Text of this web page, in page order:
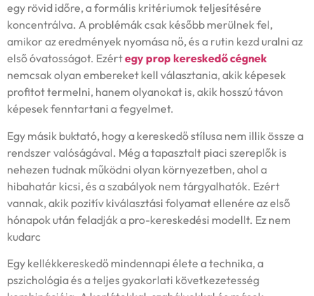
egy rövid időre, a formális kritériumok teljesítésére
koncentrálva. A problémák csak később merülnek fel,
amikor az eredmények nyomása nő, és a rutin kezd uralni az
első óvatosságot. Ezértegy prop kereskedő cégnek
nemcsak olyan embereket kell választania, akik képesek
profitot termelni, hanem olyanokat is, akik hosszú távon
képesek fenntartani a fegyelmet.
Egy másik buktató, hogy a kereskedő stílusa nem illik össze a
rendszer valóságával. Még a tapasztalt piaci szereplők is
nehezen tudnak működni olyan környezetben, ahol a
hibahatár kicsi, és a szabályok nem tárgyalhatók. Ezért
vannak, akik pozitív kiválasztási folyamat ellenére az első
hónapok után feladják a pro-kereskedési modellt. Ez nem
kudarc
Egy kellékkereskedő mindennapi élete a technika, a
pszichológia és a teljes gyakorlati következetesség